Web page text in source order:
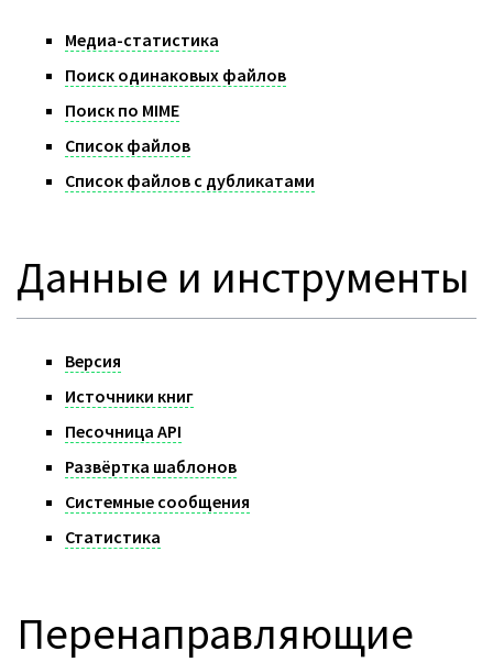
Медиа-статистика
Поиск одинаковых файлов
Поиск по MIME
Список файлов
Список файлов с дубликатами
Данные и инструменты
Версия
Источники книг
Песочница API
Развёртка шаблонов
Системные сообщения
Статистика
Перенаправляющие